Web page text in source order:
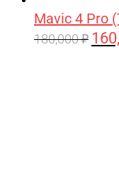
Mavic 4 Pro
180,000₽